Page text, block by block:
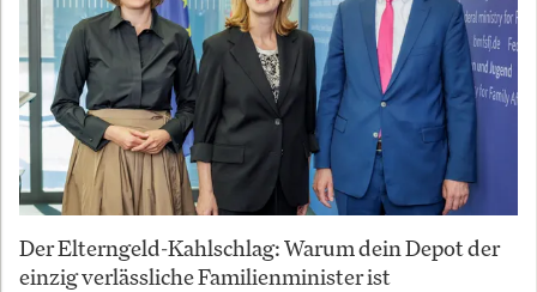
Der Elterngeld-Kahlschlag: Warum dein Depot der
einzig verlässliche Familienminister ist